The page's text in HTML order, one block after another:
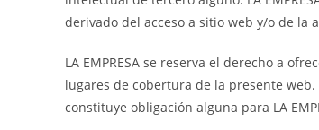
derivado del acceso a sitio web y/o de la
LA EMPRESA se reserva el derecho a
lugares de cobertura de la presente
constituye obligación alguna para LA